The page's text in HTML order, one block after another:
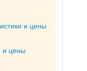
и цены
и цены